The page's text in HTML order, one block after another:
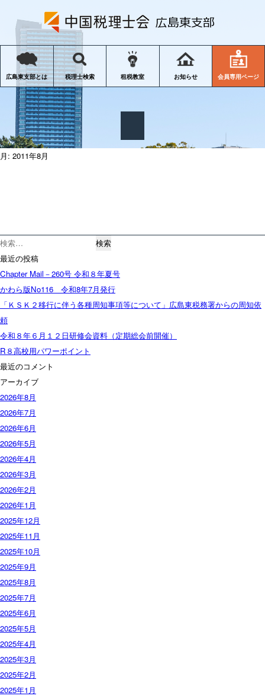
広島東支部とは 税理士検索 租税教室 お知らせ 会員専用ページ
月: 2011年8月
検
索:
最近の投稿
Chapter Mail－260号 令和８年夏号
かわら版No116 令和8年7月発行
「ＫＳＫ２移行に伴う各種周知事項等について」広島東税務署からの周知依
頼
令和８年６月１２日研修会資料（定期総会前開催）
R８高校用パワーポイント
最近のコメント
アーカイブ
2026年8月
2026年7月
2026年6月
2026年5月
2026年4月
2026年3月
2026年2月
2026年1月
2025年12月
2025年11月
2025年10月
2025年9月
2025年8月
2025年7月
2025年6月
2025年5月
2025年4月
2025年3月
2025年2月
2025年1月